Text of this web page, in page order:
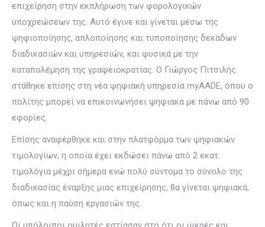
επιχείρηση στην εκπλήρωση των φορολογικών
υποχρεώσεων της. Αυτό έγινε και γίνεται μέσω της
ψηφιοποίησης, απλοποίησης και τυποποίησης δεκάδων
διαδικασιών και υπηρεσιών, και φυσικά με την
καταπολέμηση της γραφειοκρατίας. Ο Γιώργος Πιτσιλής
στάθηκε επίσης στη νέα ψηφιακή υπηρεσία myAADE, όπου ο
πολίτης μπορεί να επικοινωνήσει ψηφιακά με πάνω από 90
εφορίες.
Επίσης αναφέρθηκε και στην πλατφόρμα των ψηφιακών
τιμολογίων, η οποία έχει εκδώσει πάνω από 2 εκατ.
τιμολόγια μέχρι σήμερα ενώ πολύ σύντομα το σύνολο της
διαδικασίας έναρξης μιας επιχείρησης, θα γίνεται ψηφιακά,
όπως και η παύση εργασιών της.